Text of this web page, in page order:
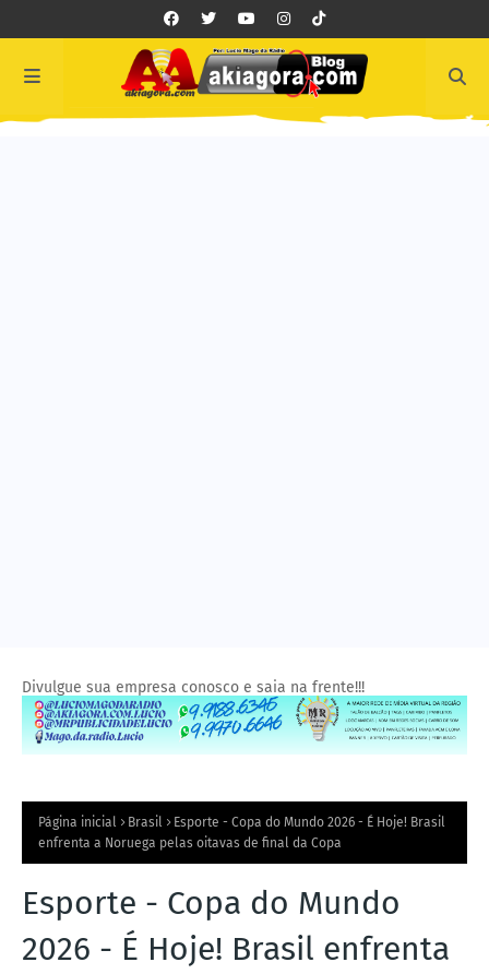
Divulgue sua empresa conosco e saia na frente!!!
Página inicial Brasil
Esporte - Copa do Mundo 2026 - É Hoje! Brasil
enfrenta a Noruega pelas oitavas de final da Copa
Esporte - Copa do Mundo
2026 - É Hoje! Brasil enfrenta